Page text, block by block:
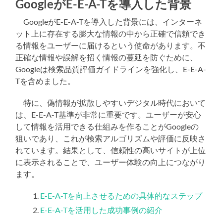
GoogleがE-E-A-Tを導入した背景
GoogleがE-E-A-Tを導入した背景には、インターネ
ット上に存在する膨大な情報の中から正確で信頼でき
る情報をユーザーに届けるという使命があります。不
正確な情報や誤解を招く情報の蔓延を防ぐために、
Googleは検索品質評価ガイドラインを強化し、E-E-A-
Tを含めました。
特に、偽情報が拡散しやすいデジタル時代において
は、E-E-A-T基準が非常に重要です。ユーザーが安心
して情報を活用できる仕組みを作ることがGoogleの
狙いであり、これが検索アルゴリズムや評価に反映さ
れています。結果として、信頼性の高いサイトが上位
に表示されることで、ユーザー体験の向上につながり
ます。
E-E-A-Tを向上させるための具体的なステップ
E-E-A-Tを活用した成功事例の紹介